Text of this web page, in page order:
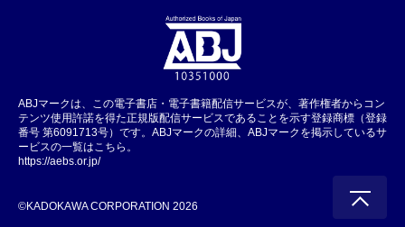
ABJマークは、この電子書店・電子書籍配信サービスが、著作権者からコン
テンツ使用許諾を得た正規版配信サービスであることを示す登録商標（登録
番号 第6091713号）です。ABJマークの詳細、ABJマークを掲示しているサ
ービスの一覧はこちら。
https://aebs.or.jp/
©KADOKAWA CORPORATION 2026